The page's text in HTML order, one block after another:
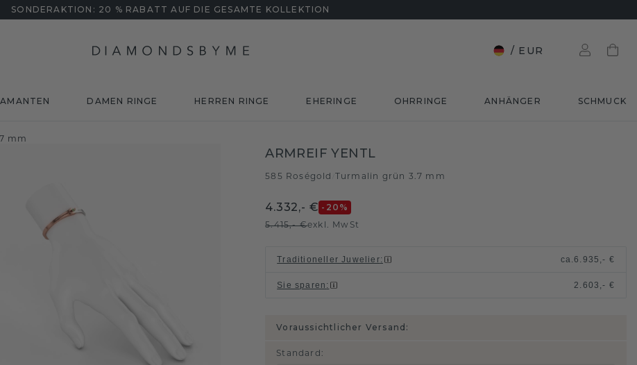
SONDERAKTION: 20 % RABATT AUF DIE GESAMTE KOLLEKTION
/ EUR
DAMEN RINGE HERREN RINGE EHERINGE OHRRINGE ANHÄNGER SCHMUCK
mm
ARMREIF YENTL
585 Roségold Turmalin grün 3.7 mm
4.332,- € -20 %
5.415,- €exkl. MwSt
Traditioneller Juwelier: ca.6.935,- €
Sie sparen : 2.603,- €
Voraussichtlicher Versand:
Standard :